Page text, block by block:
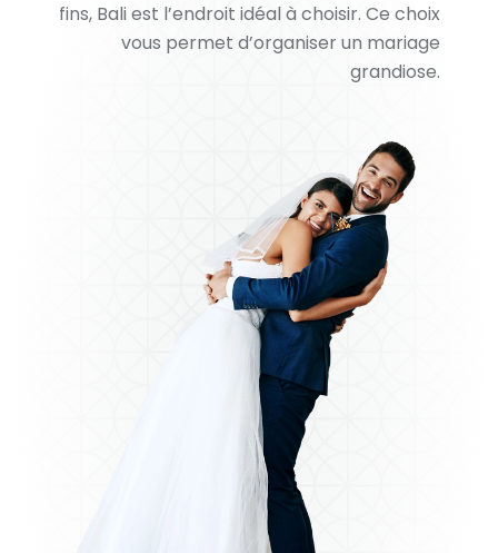
fins, Bali est l’endroit idéal à choisir. Ce choix
vous permet d’organiser un mariage
grandiose.